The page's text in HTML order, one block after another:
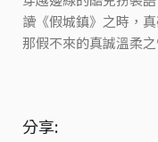
讀《假城鎮》之時，
那假不來的真誠溫柔
分享: